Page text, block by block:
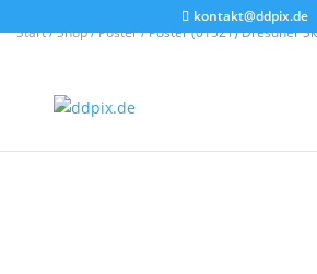
kontakt@ddpix.de
Start/Shop/Poster/ Poster (01521) Dresdner